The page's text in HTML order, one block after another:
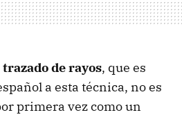
trazado de rayos, que es
a esta técnica, no es
primera vez como un